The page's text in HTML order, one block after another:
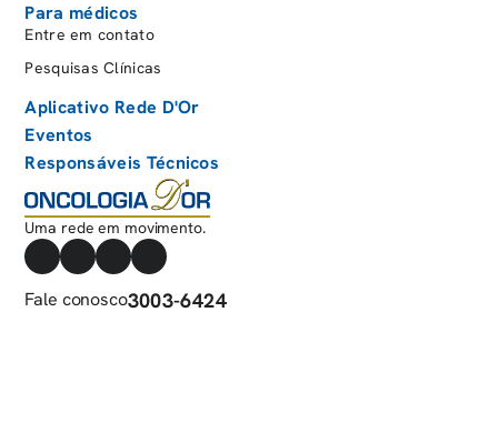
Para médicos
Entre em contato
Pesquisas Clínicas
Aplicativo Rede D'Or
Eventos
Responsáveis Técnicos
Uma rede em movimento.
Fale conosco3003-6424